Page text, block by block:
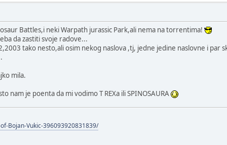
Battles,i neki Warpath jurassic Park,ali nema na torrentima!
da zastiti svoje radove...
tako nesto,ali osim nekog naslova ,tj, jedne jedine naslovne i par
mila.
nam je poenta da mi vodimo T REXa ili SPINOSAURA
Bojan-Vukic-396093920831839/